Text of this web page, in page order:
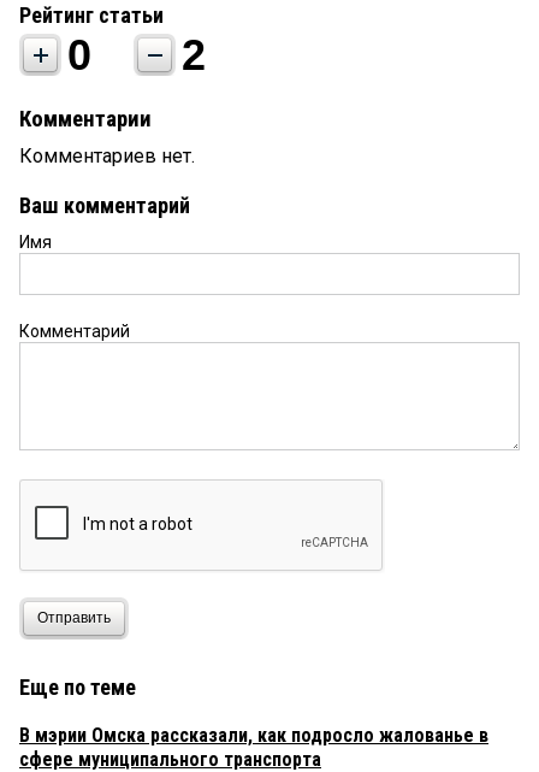
Рейтинг статьи
0 2
Комментарии
Комментариев нет.
Ваш комментарий
Имя
Комментарий
Отправить
Еще по теме
В мэрии Омска рассказали, как подросло жалованье в
сфере муниципального транспорта